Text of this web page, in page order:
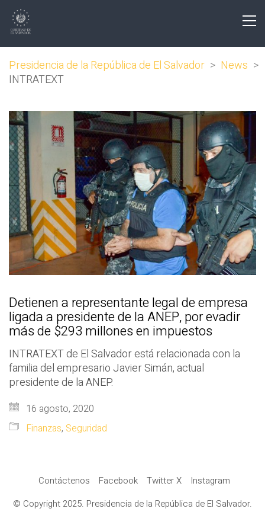
Presidencia de la República de El Salvador > News >
INTRATEXT
Detienen a representante legal de empresa
ligada a presidente de la ANEP, por evadir
más de $293 millones en impuestos
INTRATEXT de El Salvador está relacionada con la
familia del empresario Javier Simán, actual
presidente de la ANEP.
16 agosto, 2020
Finanzas, Seguridad
Contáctenos Facebook Twitter X
Instagram
© Copyright 2025. Presidencia de la República de El Salvador.